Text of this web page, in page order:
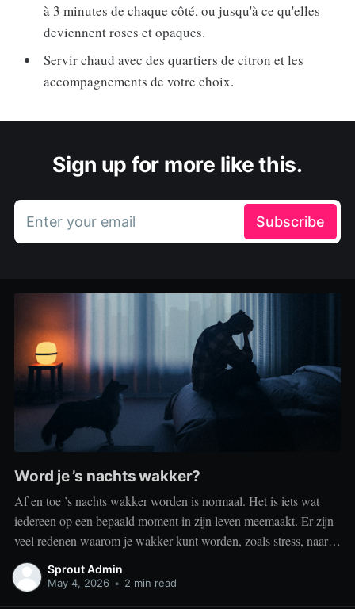
à 3 minutes de chaque côté, ou jusqu'à ce qu'elles
deviennent roses et opaques.
Servir chaud avec des quartiers de citron et les
accompagnements de votre choix.
Sign up for more like this.
Enter your email Subscribe
Word je ’s nachts wakker?
Af en toe ’s nachts wakker worden is normaal. Het is iets wat
iedereen op een bepaald moment in zijn leven meemaakt. Er zijn
veel redenen waarom je wakker kunt worden, zoals stress, naar
het toilet moeten, je omgeving of medische aandoeningen die je
slaap beïnvloeden. Dit is geen probleem
Sprout Admin
May 4, 2026 • 2 min read